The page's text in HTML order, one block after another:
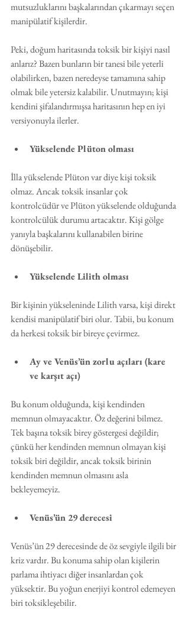
mutsuzluklarını başkalarından çıkarmayı seçen
manipülatif kişilerdir.
Peki, doğum haritasında toksik bir kişiyi nasıl
anlarız? Bazen bunların bir tanesi bile yeterli
olabilirken, bazen neredeyse tamamına sahip
olmak bile yetersiz kalabilir. Unutmayın; kişi
kendini şifalandırmışsa haritasının hep en iyi
versiyonuyla ilerler.
Yükselende Plüton olması
İlla yükselende Plüton var diye kişi toksik
olmaz. Ancak toksik insanlar çok
kontrolcüdür ve Plüton yükselende olduğunda
kontrolcülük durumu artacaktır. Kişi gölge
yanıyla başkalarını kullanabilen birine
dönüşebilir.
Yükselende Lilith olması
Bir kişinin yükseleninde Lilith varsa, kişi direkt
kendisi manipülatif biri olur. Tabii, bu konum
da herkesi toksik bir bireye çevirmez.
Ay ve Venüs’ün zorlu açıları (kare
ve karşıt açı)
Bu konum olduğunda, kişi kendinden
memnun olmayacaktır. Öz değerini bilmez.
Tek başına toksik birey göstergesi değildir;
çünkü her kendinden memnun olmayan kişi
toksik biri değildir, ancak toksik birinin
kendinden memnun olmasını asla
bekleyemeyiz.
Venüs’ün 29 derecesi
Venüs’ün 29 derecesinde de öz sevgiyle ilgili bir
kriz vardır. Bu konuma sahip olan kişilerin
parlama ihtiyacı diğer insanlardan çok
yüksektir. Bu yoğun enerjiyi kontrol edemeyen
biri toksikleşebilir.